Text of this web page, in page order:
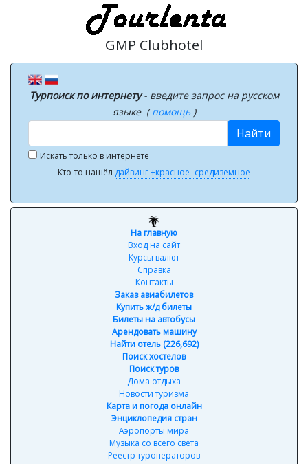
GMP Clubhotel
Турпоиск по интернету- введите запрос на русском
языке (помощь )
Найти
Искать только в интернете
Кто-то нашёл дайвинг +красное -средиземное
На главную
Вход на сайт
Курсы валют
Справка
Контакты
Заказ авиабилетов
Купить ж/д билеты
Билеты на автобусы
Арендовать машину
Найти отель (226,692)
Поиск хостелов
Поиск туров
Дома отдыха
Новости туризма
Карта и погода онлайн
Энциклопедия стран
Аэропорты мира
Музыка со всего света
Реестр туроператоров